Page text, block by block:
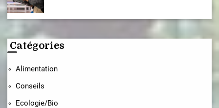
Catégories
Alimentation
Conseils
Ecologie/Bio